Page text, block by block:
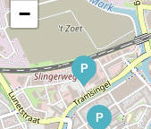
P
P
−